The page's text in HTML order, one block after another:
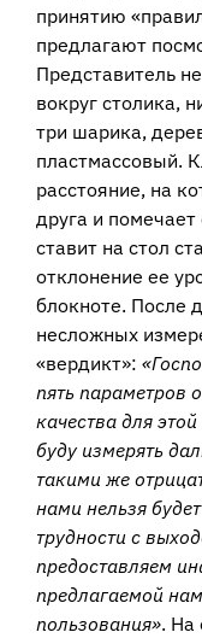
принятию
предлагают
Представитель
вокруг столика,
три шарика,
пластмассовый.
расстояние, на
друга и
ставит на стол
отклонение ее
блокноте. После
несложных
«вердикт»:
пять параметров
качества для
буду измерять
такими же
нами нельзя
трудности с
предоставляем
предлагаемой
пользования». На